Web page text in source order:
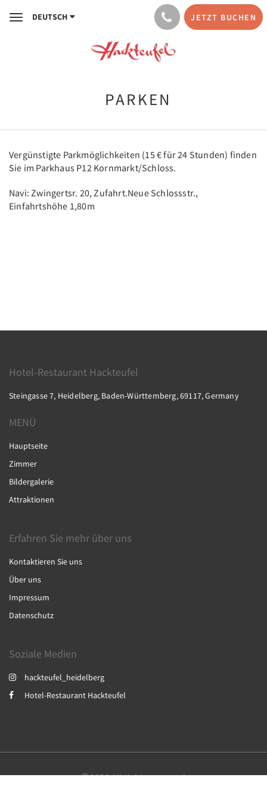
ToggleDEUTSCH JETZT BUCHEN
PARKEN
Vergünstigte Parkmöglichkeiten (15 € für 24 Stunden) finden
Sie im Parkhaus P12 Kornmarkt/Schloss.
Navi: Zwingertsr. 20, Zufahrt.Neue Schlossstr.,
Einfahrtshöhe 1,80m
Hotel-Restaurant Hackteufel
Steingasse 7, Heidelberg, Baden-Württemberg, 69117, Germany
MENÜ
Hauptseite
Zimmer
Bildergalerie
Attraktionen
Erfahren Sie mehr über uns
Kontaktieren Sie uns
Über uns
Impressum
Datenschutz
Soziale Medien
hackteufel_heidelberg
Hotel-Restaurant Hackteufel
2026All rights reserved